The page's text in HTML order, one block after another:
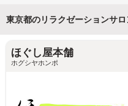
東京都のリラクゼーションサロ
ほぐし屋本舗
ホグシヤホンポ